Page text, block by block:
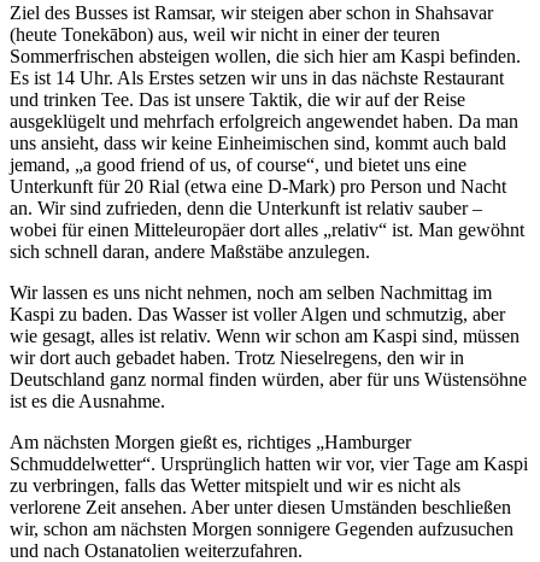
Ziel des Busses ist Ramsar, wir steigen aber schon in Shahsavar
(heute Tonekābon) aus, weil wir nicht in einer der teuren
Sommerfrischen absteigen wollen, die sich hier am Kaspi befinden.
Es ist 14 Uhr. Als Erstes setzen wir uns in das nächste Restaurant
und trinken Tee. Das ist unsere Taktik, die wir auf der Reise
ausgeklügelt und mehrfach erfolgreich angewendet haben. Da man
uns ansieht, dass wir keine Einheimischen sind, kommt auch bald
jemand,
a good friend of us, of course , und bietet uns eine
Unterkunft für 20 Rial (etwa eine D-Mark) pro Person und Nacht
an. Wir sind zufrieden, denn die Unterkunft ist relativ sauber –
wobei für einen Mitteleuropäer dort alles
relativ
ist. Man gewöhnt
sich schnell daran, andere Maßstäbe anzulegen.
Wir lassen es uns nicht nehmen, noch am selben Nachmittag im
Kaspi zu baden. Das Wasser ist voller Algen und schmutzig, aber
wie gesagt, alles ist relativ. Wenn wir schon am Kaspi sind, müssen
wir dort auch gebadet haben. Trotz Nieselregens, den wir in
Deutschland ganz normal finden würden, aber für uns Wüstensöhne
ist es die Ausnahme.
Am nächsten Morgen gießt es, richtiges
Hamburger
Schmuddelwetter . Ursprünglich hatten wir vor, vier Tage am Kaspi
zu verbringen, falls das Wetter mitspielt und wir es nicht als
verlorene Zeit ansehen. Aber unter diesen Umständen beschließen
wir, schon am nächsten Morgen sonnigere Gegenden aufzusuchen
und nach Ostanatolien weiterzufahren.